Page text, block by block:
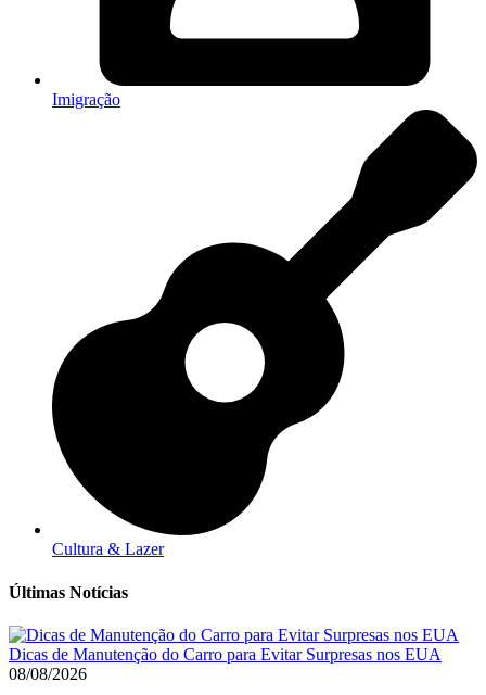
Imigração
Cultura & Lazer
Últimas Notícias
Dicas de Manutenção do Carro para Evitar Surpresas nos EUA
08/08/2026